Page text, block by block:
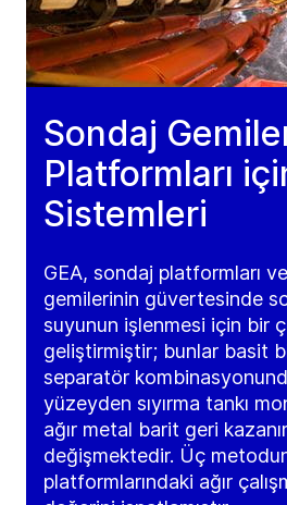
Sondaj
Platformları
Sistemleri
GEA, sondaj platformları
gemilerinin güvertesinde
suyunun işlenmesi için bir
geliştirmiştir; bunlar basit
separatör
yüzeyden sıyırma tankı
ağır metal barit geri
değişmektedir. Üç
platformlarındaki ağır